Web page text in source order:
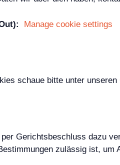
Manage cookie settings
schaue bitte unter unseren
Gerichtsbeschluss dazu
zulässig ist,